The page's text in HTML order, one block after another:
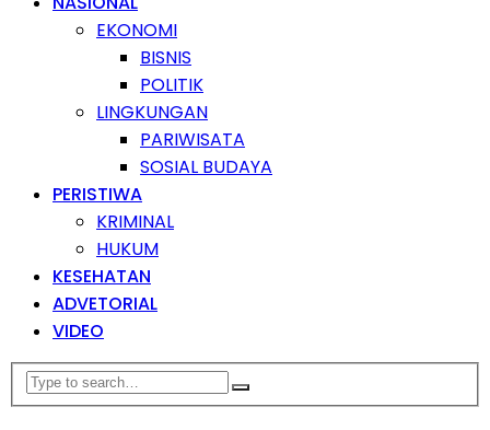
EKONOMI
BISNIS
POLITIK
LINGKUNGAN
PARIWISATA
SOSIAL BUDAYA
PERISTIWA
KRIMINAL
HUKUM
KESEHATAN
ADVETORIAL
VIDEO